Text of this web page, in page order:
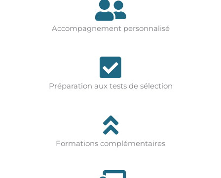
Accompagnement personnalisé
Préparation aux tests de sélection
Formations complémentaires